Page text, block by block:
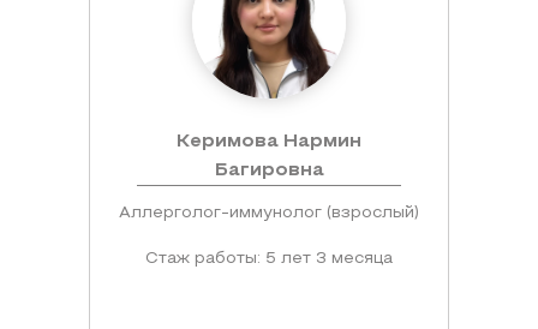
Керимова Нармин
Багировна
Аллерголог-иммунолог (взрослый)
Стаж работы: 5 лет 3 месяца